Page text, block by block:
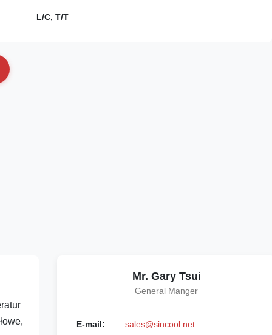
L/C, T/T
Mr. Gary Tsui
General Manger
E-mail: sales@sincool.net